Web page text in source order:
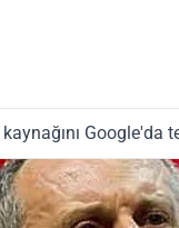
kaynağını Google'da